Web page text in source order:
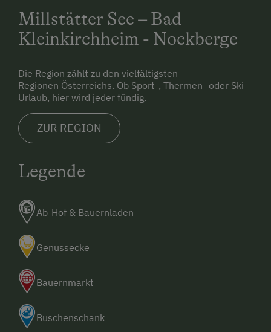
unberührte Natur, die den Bio-Bergbauernhof
Hasentrattner zu Ihrem idealen Rückzugsort macht.
Millstätter See – Bad
Kleinkirchheim - Nockberge
Die Region zählt zu den vielfältigsten
Regionen Österreichs. Ob Sport-, Thermen- oder Ski-
Urlaub, hier wird jeder fündig.
ZUR REGION
Legende
Ab-Hof & Bauernladen
Genussecke
Bauernmarkt
Buschenschank